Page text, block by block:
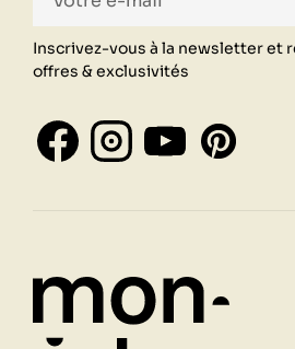
Inscrivez-vous à la newsletter et
offres & exclusivités